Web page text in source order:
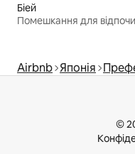
Біей
Помешкання для
Airbnb Японія
©